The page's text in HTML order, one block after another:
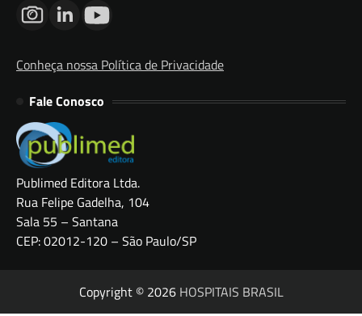
Conheça nossa Política de Privacidade
Fale Conosco
Publimed Editora Ltda.
Rua Felipe Gadelha, 104
Sala 55 – Santana
CEP: 02012-120 – São Paulo/SP
Copyright © 2026 HOSPITAIS BRASIL